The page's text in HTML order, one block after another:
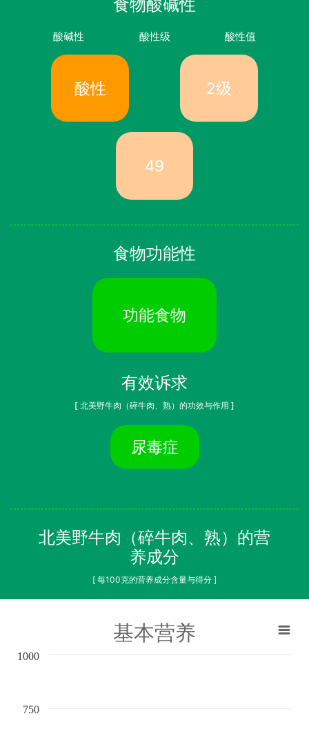
食物酸碱性
酸碱性 酸性级 酸性值
酸性 2级
49
食物功能性
功能食物
有效诉求
[ 北美野牛肉（碎牛肉、熟）的功效与作用 ]
尿毒症
北美野牛肉（碎牛肉、熟）的营
养成分
[ 每100克的营养成分含量与得分 ]
基本营养
750
1000